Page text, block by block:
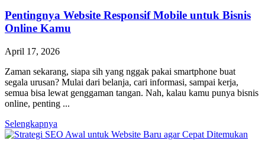
Pentingnya Website Responsif Mobile untuk Bisnis
Online Kamu
April 17, 2026
Zaman sekarang, siapa sih yang nggak pakai smartphone buat
segala urusan? Mulai dari belanja, cari informasi, sampai kerja,
semua bisa lewat genggaman tangan. Nah, kalau kamu punya bisnis
online, penting ...
Selengkapnya